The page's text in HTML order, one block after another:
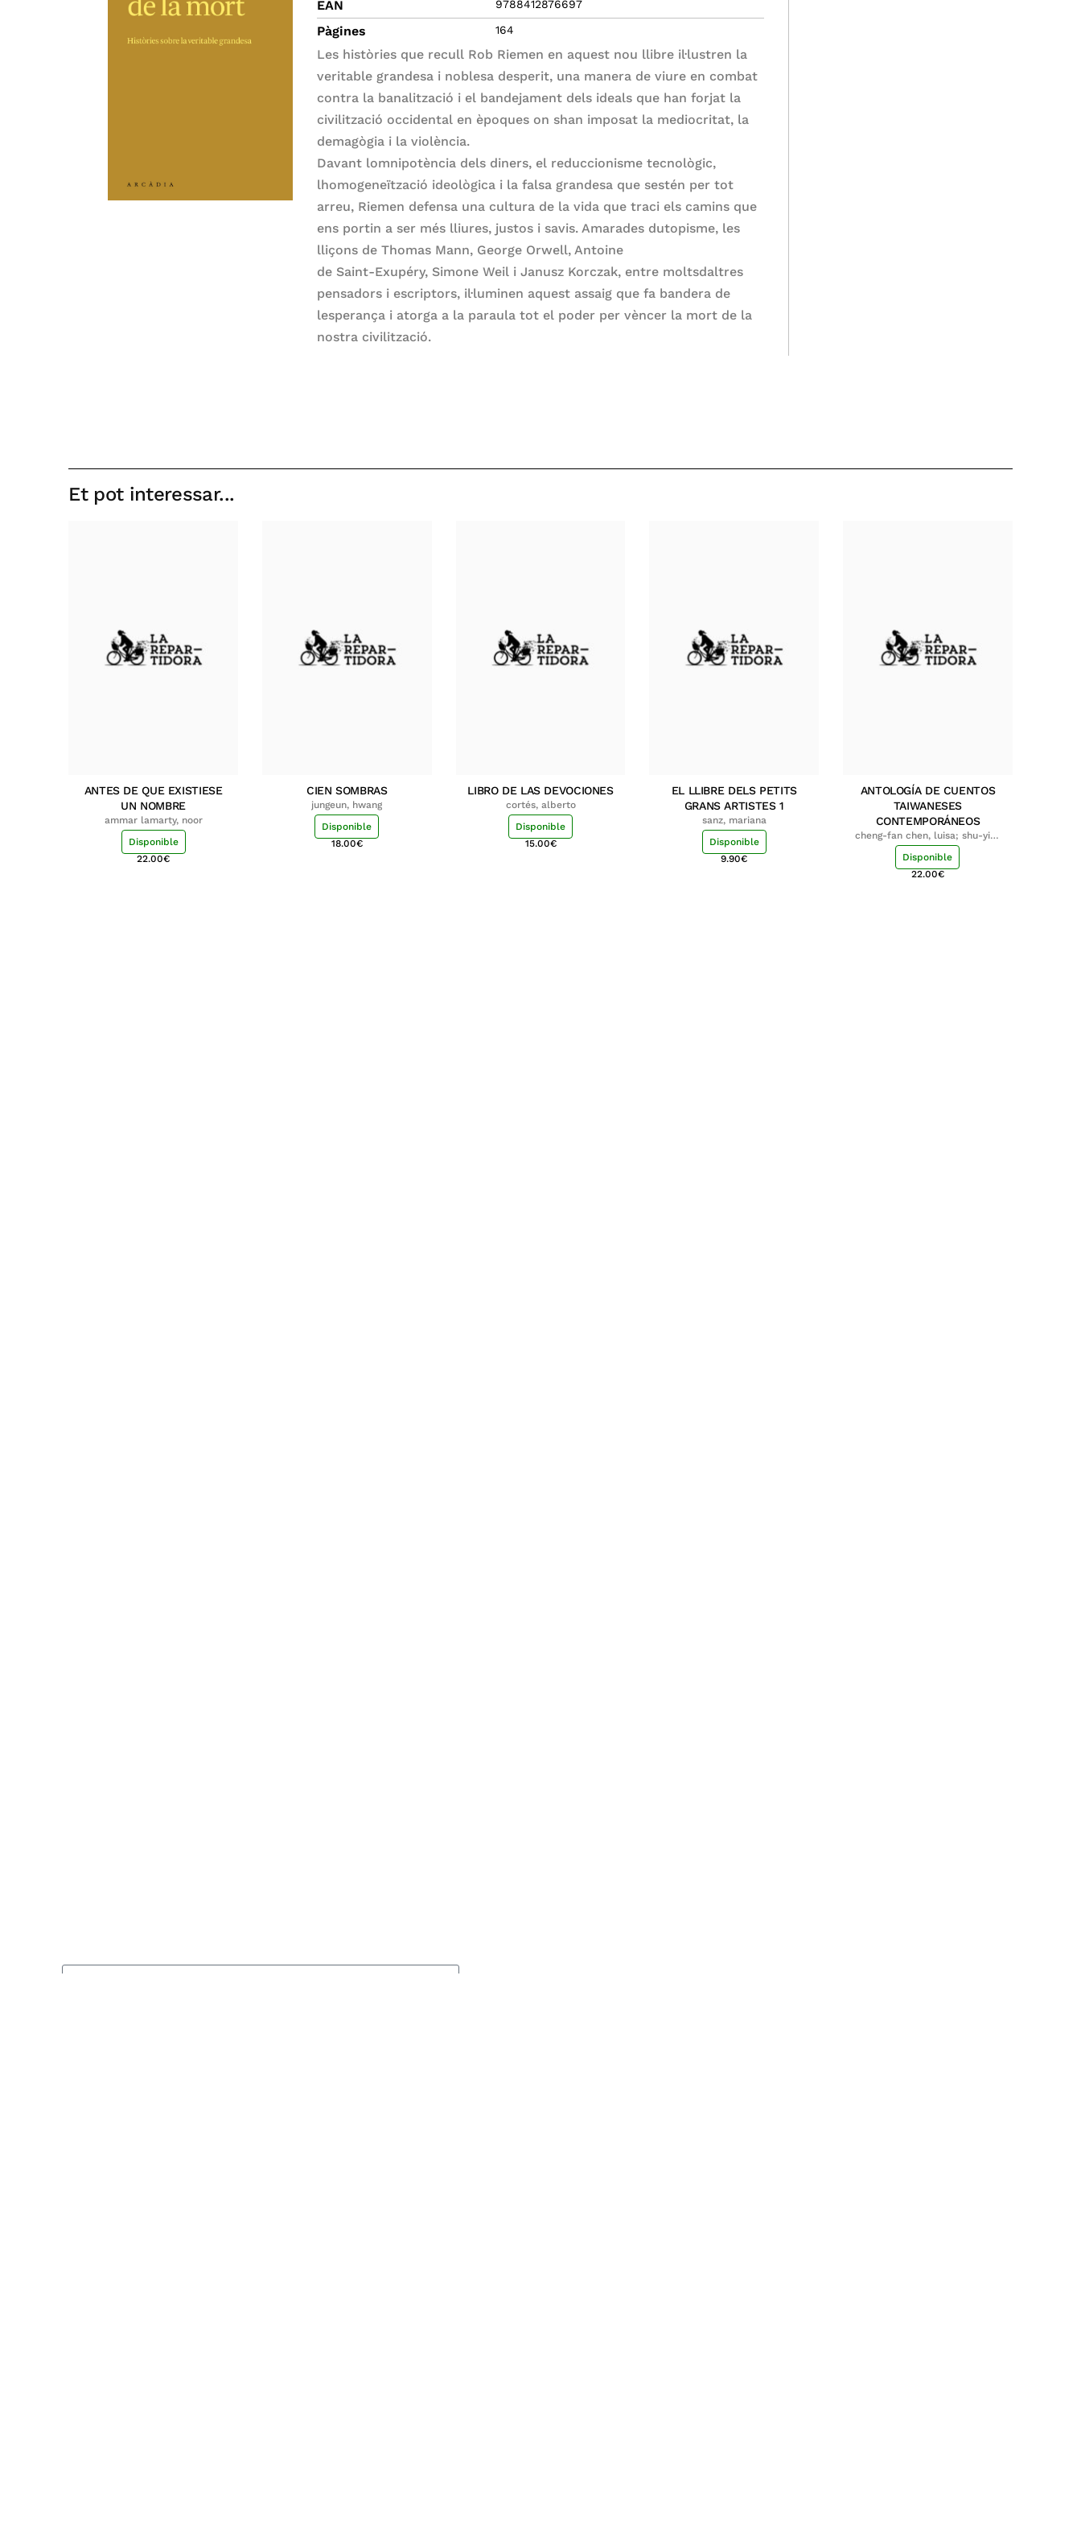
EAN 9788412876697
Pàgines 164
Les històries que recull Rob Riemen en aquest nou llibre il·lustren la
veritable grandesa i noblesa desperit, una manera de viure en combat
contra la banalització i el bandejament dels ideals que han forjat la
civilització occidental en èpoques on shan imposat la mediocritat, la
demagògia i la violència.
Davant lomnipotència dels diners, el reduccionisme tecnològic,
lhomogeneïtzació ideològica i la falsa grandesa que sestén per tot
arreu, Riemen defensa una cultura de la vida que traci els camins que
ens portin a ser més lliures, justos i savis. Amarades dutopisme, les
lliçons de Thomas Mann, George Orwell, Antoine
de Saint-Exupéry, Simone Weil i Janusz Korczak, entre moltsdaltres
pensadors i escriptors, il·luminen aquest assaig que fa bandera de
lesperança i atorga a la paraula tot el poder per vèncer la mort de la
nostra civilització.
Et pot interessar...
ANTES DE QUE EXISTIESE
UN NOMBRE
ammar lamarty, noor
Disponible
22.00€
CIEN SOMBRAS
jungeun, hwang
Disponible
18.00€
LIBRO DE LAS DEVOCIONES
cortés, alberto
Disponible
15.00€
EL LLIBRE DELS PETITS
GRANS ARTISTES 1
sanz, mariana
Disponible
9.90€
ANTOLOGÍA DE CUENTOS
TAIWANESES
CONTEMPORÁNEOS
cheng-fan chen, luisa; shu-ying
chang, luisa
Disponible
22.00€